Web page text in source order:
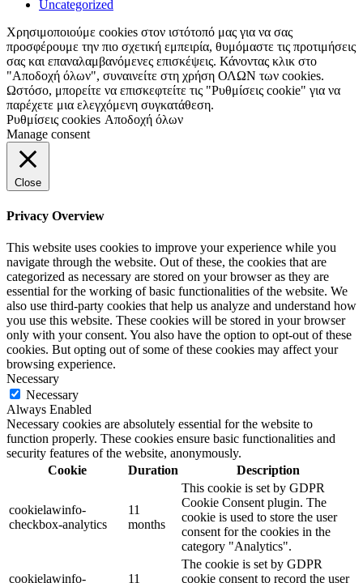
Uncategorized
Χρησιμοποιούμε cookies στον ιστότοπό μας για να σας
προσφέρουμε την πιο σχετική εμπειρία, θυμόμαστε τις προτιμήσεις
σας και επαναλαμβανόμενες επισκέψεις. Κάνοντας κλικ στο
"Αποδοχή όλων", συναινείτε στη χρήση ΟΛΩΝ των cookies.
Ωστόσο, μπορείτε να επισκεφτείτε τις "Ρυθμίσεις cookie" για να
παρέχετε μια ελεγχόμενη συγκατάθεση.
Ρυθμίσεις cookies Αποδοχή όλων
Manage consent
Close
Privacy Overview
This website uses cookies to improve your experience while you
navigate through the website. Out of these, the cookies that are
categorized as necessary are stored on your browser as they are
essential for the working of basic functionalities of the website. We
also use third-party cookies that help us analyze and understand how
you use this website. These cookies will be stored in your browser
only with your consent. You also have the option to opt-out of these
cookies. But opting out of some of these cookies may affect your
browsing experience.
Necessary
Necessary
Always Enabled
Necessary cookies are absolutely essential for the website to
function properly. These cookies ensure basic functionalities and
security features of the website, anonymously.
Cookie
Duration Description
cookielawinfo-
checkbox-analytics
11
months
This cookie is set by GDPR
Cookie Consent plugin. The
cookie is used to store the user
consent for the cookies in the
category "Analytics".
cookielawinfo-
11
The cookie is set by GDPR
cookie consent to record the user